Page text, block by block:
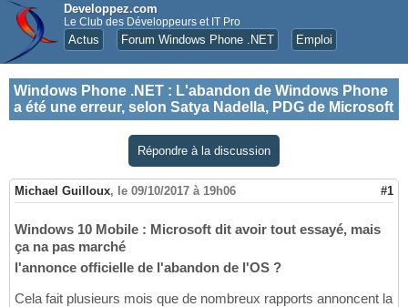
Developpez.com
Le Club des Développeurs et IT Pro
Actus Forum Windows Phone .NET Emploi
Windows Phone .NET : L'abandon de Windows Phone
a été une erreur, selon Satya Nadella, PDG de Microsoft
Répondre à la discussion
Michael Guilloux, le 09/10/2017 à 19h06 #1
Windows 10 Mobile : Microsoft dit avoir tout essayé, mais
ça na pas marché
l'annonce officielle de l'abandon de l'OS ?
Cela fait plusieurs mois que de nombreux rapports annoncent la